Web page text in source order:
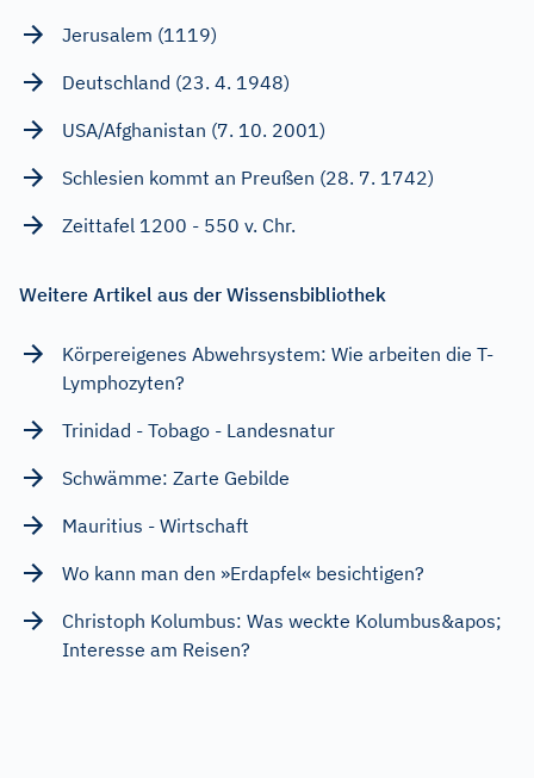
Jerusalem (1119)
Deutschland (23. 4. 1948)
USA/Afghanistan (7. 10. 2001)
Schlesien kommt an Preußen (28. 7. 1742)
Zeittafel 1200 - 550 v. Chr.
Weitere Artikel aus der Wissensbibliothek
Körpereigenes Abwehrsystem: Wie arbeiten die T-
Lymphozyten?
Trinidad - Tobago - Landesnatur
Schwämme: Zarte Gebilde
Mauritius - Wirtschaft
Wo kann man den »Erdapfel« besichtigen?
Christoph Kolumbus: Was weckte Kolumbus&apos;
Interesse am Reisen?